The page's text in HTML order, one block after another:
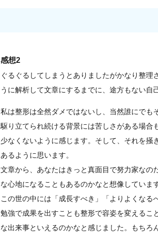
感想2
ぐるぐるしてしまうとありましたがかなり整
うに解析して文章にするまでに、途方もない自
私は整形は全然ダメではないし、当然誰にでも
駆り立てられ続ける背景には苦しさがある場合
少なくないように感じます。そして、それを
あるように思います。
文章から、あなたはきっと真面目で努力家なの
な心地になることもあるのかなと想像しています
この世の中には「成長すべき」「よりよくなる
勉強で成果を出すことも整形で容姿を変えるこ
な出来事といえるのかなと感じました。もち